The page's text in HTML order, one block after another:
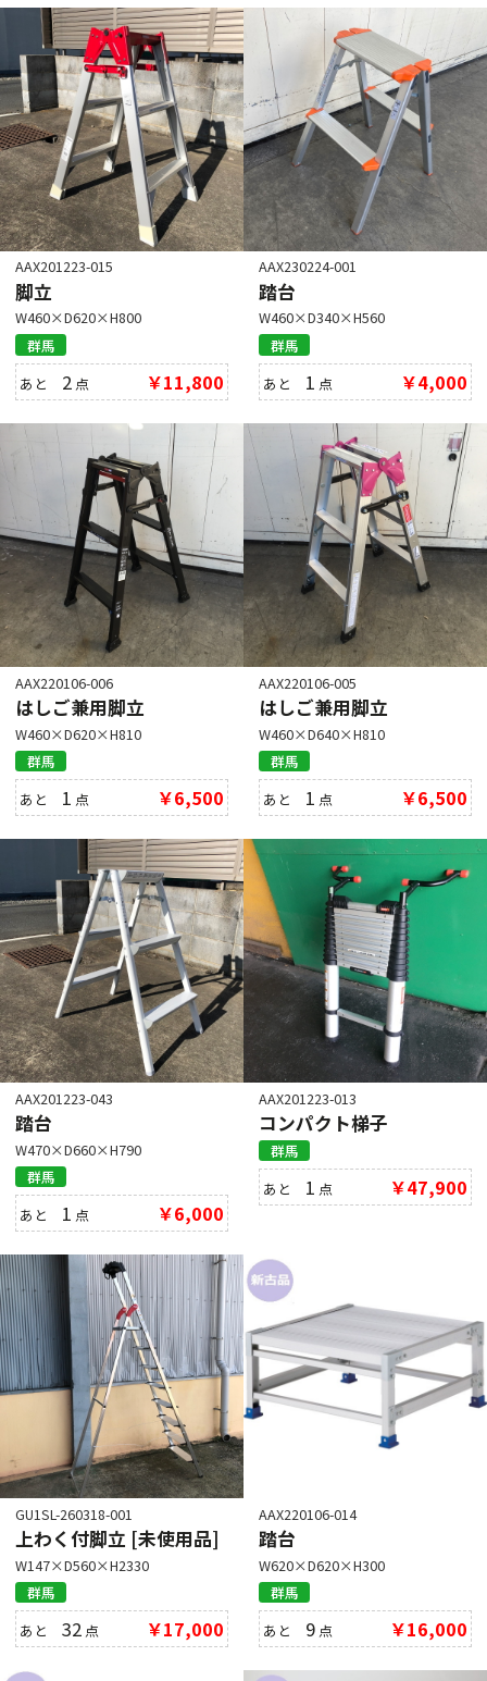
AAX201223-015
脚立
W460×D620×H800
群馬
あと 2 点 ￥11,800
AAX230224-001
踏台
W460×D340×H560
群馬
あと 1 点 ￥4,000
AAX220106-006
はしご兼用脚立
W460×D620×H810
群馬
あと 1 点 ￥6,500
AAX220106-005
はしご兼用脚立
W460×D640×H810
群馬
あと 1 点 ￥6,500
AAX201223-043
踏台
W470×D660×H790
群馬
あと 1 点 ￥6,000
AAX201223-013
コンパクト梯子
群馬
あと 1 点 ￥47,900
GU1SL-260318-001
上わく付脚立 [未使用品]
W147×D560×H2330
群馬
あと32 点 ￥17,000
AAX220106-014
踏台
W620×D620×H300
群馬
あと 9 点 ￥16,000